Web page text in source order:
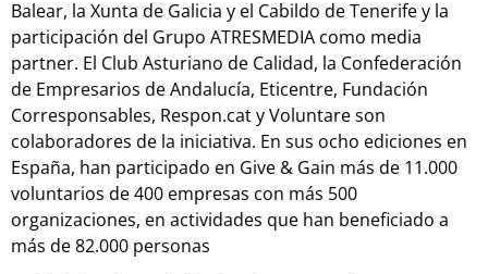
Balear, la Xunta de Galicia y el Cabildo de Tenerife y la
participación del Grupo ATRESMEDIA como media
partner. El Club Asturiano de Calidad, la Confederación
de Empresarios de Andalucía, Eticentre, Fundación
Corresponsables, Respon.cat y Voluntare son
colaboradores de la iniciativa. En sus ocho ediciones en
España, han participado en Give & Gain más de 11.000
voluntarios de 400 empresas con más 500
organizaciones, en actividades que han beneficiado a
más de 82.000 personas